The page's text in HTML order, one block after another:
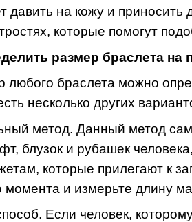
давить на кожу и
которые помогут
размер браслета на
любого браслета можно
несколько других
метод. Данный метод
блузок и рубашек
которые прилегают к
момента и измерьте длину
. Если человек,